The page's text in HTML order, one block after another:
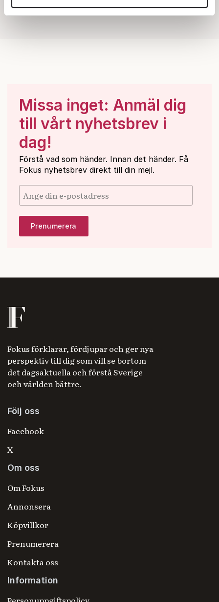
annons- och analysföretag som vi samarbetar med.
Dessa kan i sin tur kombinera informationen med annan
Missa inget: Anmäl dig
till vårt nyhetsbrev i
dag!
Förstå vad som händer. Innan det händer. Få
Fokus nyhetsbrev direkt till din mejl.
Fokus förklarar, fördjupar och ger nya
perspektiv till dig som vill se bortom
det dagsaktuella och förstå Sverige
och världen bättre.
Följ oss
Facebook
X
Om oss
Om Fokus
Annonsera
Köpvillkor
Prenumerera
Kontakta oss
Information